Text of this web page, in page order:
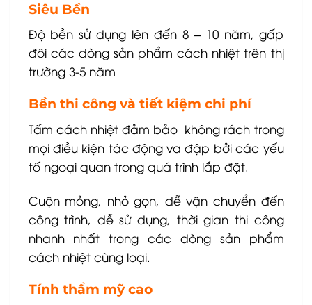
Siêu Bền
Độ bền sử dụng lên đến 8 – 10 năm, gấp
đôi các dòng sản phẩm cách nhiệt trên thị
trường 3-5 năm
Bền thi công và tiết kiệm chi phí
Tấm cách nhiệt đảm bảo không rách trong
mọi điều kiện tác động va đập bởi các yếu
tố ngoại quan trong quá trình lắp đặt.
Cuộn mỏng, nhỏ gọn, dễ vận chuyển đến
công trình, dễ sử dụng, thời gian thi công
nhanh nhất trong các dòng sản phẩm
cách nhiệt cùng loại.
Tính thẩm mỹ cao